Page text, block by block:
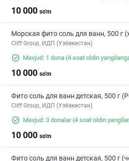
10 000 so'm
Морская фито соль для ванн, 500 г
Cliff Group, ИДП (Узбекистан)
Mavjud: 1 dona (4 soat oldin
10 000 so'm
Фито соль для ванн детская, 500 г
Cliff Group, ИДП (Узбекистан)
Mavjud: 3 donalar(4 soat oldin
10 000 so'm
Фито соль для ванн детская, 500 г